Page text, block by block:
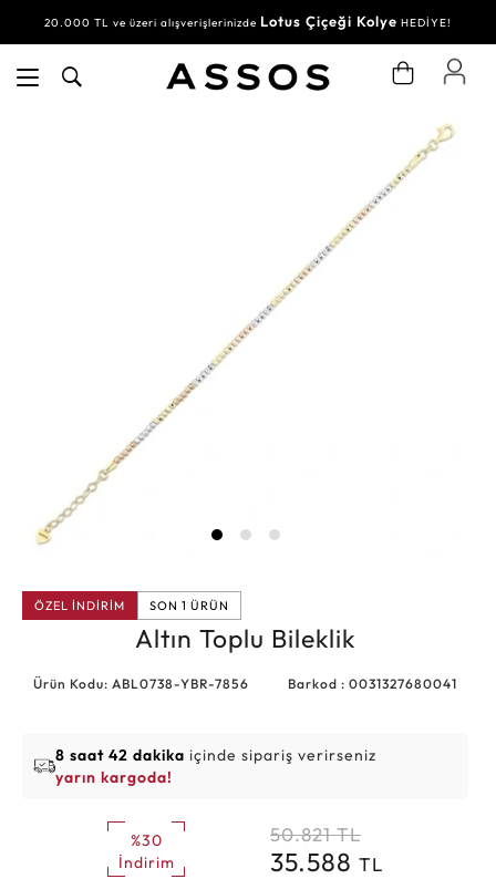
20.000 TL ve üzeri alışverişlerinizde Lotus Çiçeği Kolye HEDİYE!
ÖZEL İNDİRİM SON 1 ÜRÜN
Altın Toplu Bileklik
Ürün Kodu: ABL0738-YBR-7856 Barkod : 0031327680041
8 saat 42 dakika içinde sipariş verirseniz
yarın kargoda!
%30
İndirim
50.821 TL
35.588 TL